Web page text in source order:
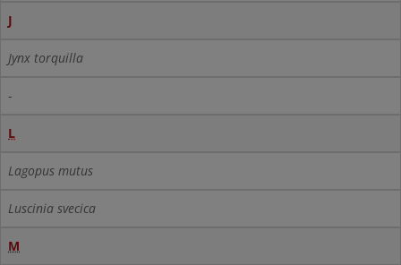
J
Jynx torquilla
-
L
Lagopus mutus
Luscinia svecica
M